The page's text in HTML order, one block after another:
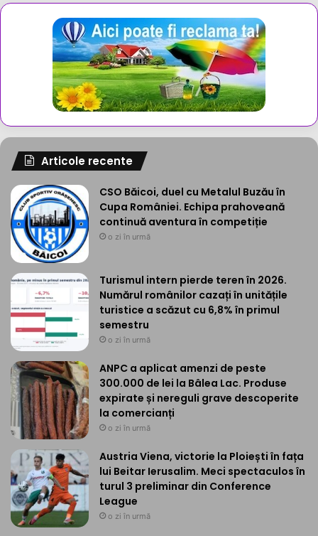
Articole recente
CSO Băicoi, duel cu Metalul Buzău în
Cupa României. Echipa prahoveană
continuă aventura în competiție
o zi în urmă
Turismul intern pierde teren în 2026.
Numărul românilor cazați în unitățile
turistice a scăzut cu 6,8% în primul
semestru
o zi în urmă
ANPC a aplicat amenzi de peste
300.000 de lei la Bâlea Lac. Produse
expirate și nereguli grave descoperite
la comercianți
o zi în urmă
Austria Viena, victorie la Ploiești în fața
lui Beitar Ierusalim. Meci spectaculos în
turul 3 preliminar din Conference
League
o zi în urmă